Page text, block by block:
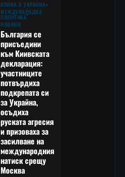
ВОЙНА В УКРАЙНА
МЕЖДУНАРОДНА
ПОЛИТИКА
НОВИНИ
България се
присъедини
към Киивската
декларация:
участниците
потвърдиха
подкрепата си
за Украйна,
осъдиха
руската агресия
и призоваха за
засилване на
международния
натиск срещу
Москва